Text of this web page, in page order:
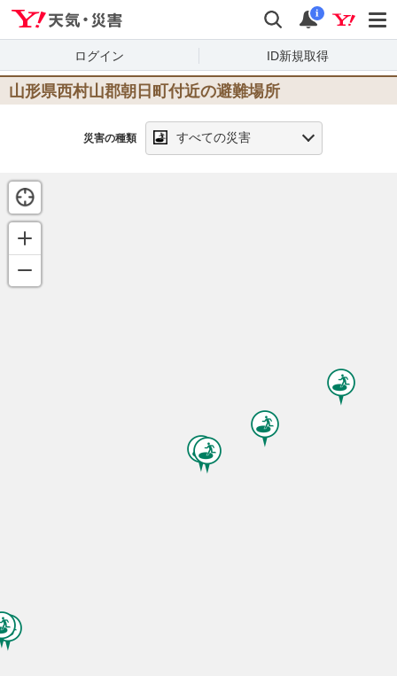
検索 通知
i
ログイン ID新規取得
山形県西村山郡朝日町 付近の避難場所
災害の種類 すべての災害